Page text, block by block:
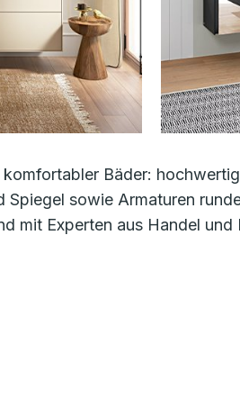
Bäder:
sowie Armaturen
mit Experten aus Handel und